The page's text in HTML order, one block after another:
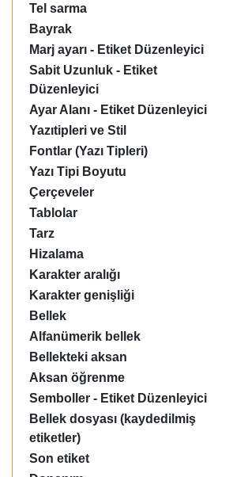
Tel sarma
Bayrak
Marj ayarı - Etiket Düzenleyici
Sabit Uzunluk - Etiket
Düzenleyici
Ayar Alanı - Etiket Düzenleyici
Yazıtipleri ve Stil
Fontlar (Yazı Tipleri)
Yazı Tipi Boyutu
Çerçeveler
Tablolar
Tarz
Hizalama
Karakter aralığı
Karakter genişliği
Bellek
Alfanümerik bellek
Bellekteki aksan
Aksan öğrenme
Semboller - Etiket Düzenleyici
Bellek dosyası (kaydedilmiş
etiketler)
Son etiket